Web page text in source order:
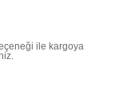
ile kargoya